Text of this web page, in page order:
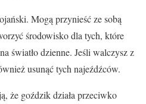
Mogą przynieść ze sobą
środowisko dla tych, które
światło dzienne. Jeśli walczysz z
usunąć tych najeźdźców.
że goździk działa przeciwko